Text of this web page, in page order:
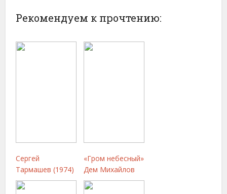
Рекомендуем к прочтению:
Сергей
Тармашев (1974)
«Гром небесный»
Дем Михайлов